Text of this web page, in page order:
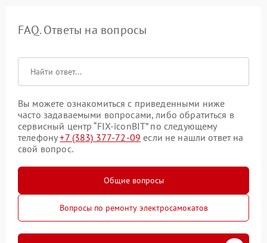
FAQ. Ответы на вопросы
Вы можете ознакомиться с приведенными ниже
часто задаваемыми вопросами, либо обратиться в
сервисный центр “FIX-iconBIT” по следующему
телефону+7 (383) 377-72-09 если не нашли ответ на
свой вопрос.
Общие вопросы
Вопросы по ремонту электросамокатов